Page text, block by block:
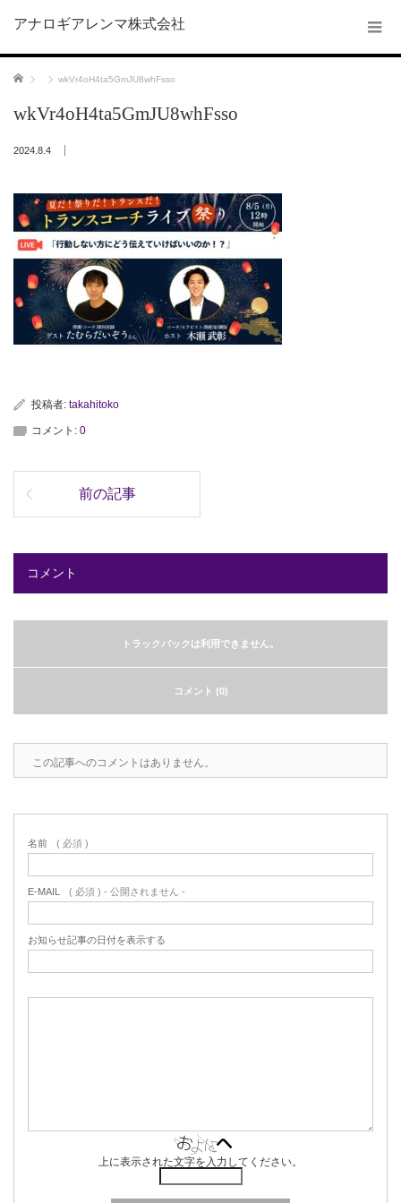
アナロギアレンマ株式会社
ホーム wkVr4oH4ta5GmJU8whFsso
wkVr4oH4ta5GmJU8whFsso
2024.8.4
投稿者: takahitoko
コメント: 0
前の記事
コメント
トラックバックは利用できません。
コメント (0)
この記事へのコメントはありません。
名前 ( 必須 )
E-MAIL ( 必須 ) - 公開されません -
お知らせ記事の日付を表示する
上に表示された文字を入力してください。